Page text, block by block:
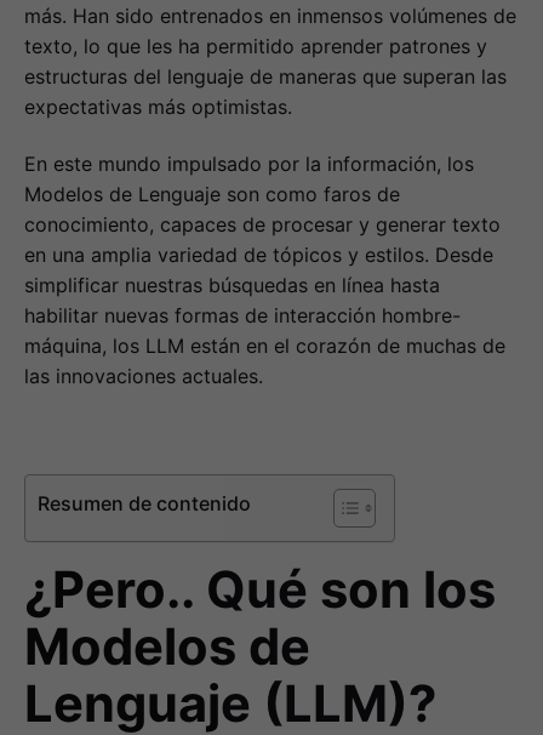
más. Han sido entrenados en inmensos volúmenes de
texto, lo que les ha permitido aprender patrones y
estructuras del lenguaje de maneras que superan las
expectativas más optimistas.
En este mundo impulsado por la información, los
Modelos de Lenguaje son como faros de
conocimiento, capaces de procesar y generar texto
en una amplia variedad de tópicos y estilos. Desde
simplificar nuestras búsquedas en línea hasta
habilitar nuevas formas de interacción hombre-
máquina, los LLM están en el corazón de muchas de
las innovaciones actuales.
Resumen de contenido
¿Pero.. Qué son los
Modelos de
Lenguaje (LLM)?